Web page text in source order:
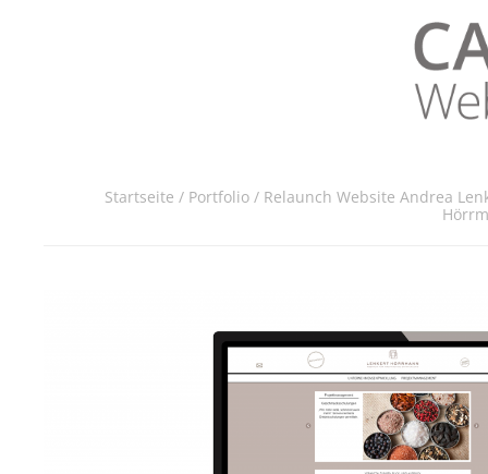
Startseite / Portfolio / Relaunch Website Andrea